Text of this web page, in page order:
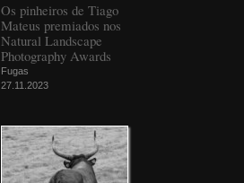
Os pinheiros de Tiago
Mateus premiados nos
Natural Landscape
Photography Awards
Fugas
27.11.2023